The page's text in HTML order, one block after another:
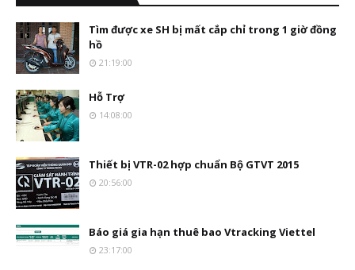
Tìm được xe SH bị mất cắp chỉ trong 1 giờ đồng
hồ
21:19:00
Hỗ Trợ
14:08:00
Thiết bị VTR-02 hợp chuẩn Bộ GTVT 2015
20:56:00
Báo giá gia hạn thuê bao Vtracking Viettel
23:17:00